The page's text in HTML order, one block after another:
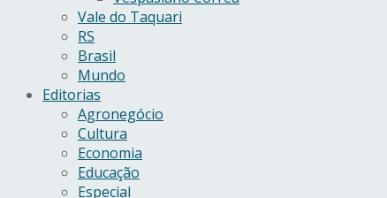
Vale do Taquari
RS
Brasil
Mundo
Editorias
Agronegócio
Cultura
Economia
Educação
Especial